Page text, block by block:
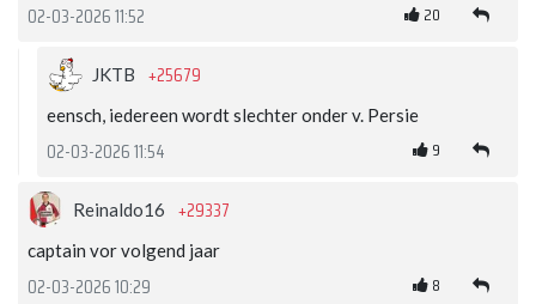
02-03-2026 11:52 20
JKTB +25679
eensch, iedereen wordt slechter onder v. Persie
02-03-2026 11:54 9
Reinaldo16 +29337
captain vor volgend jaar
02-03-2026 10:29 8